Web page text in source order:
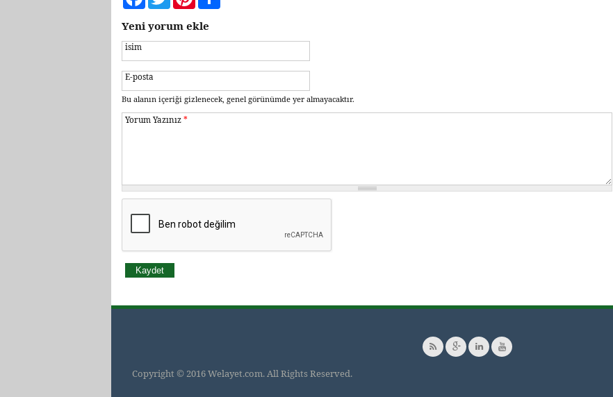
Yeni yorum ekle
isim
E-posta
Bu alanın içeriği gizlenecek, genel görünümde yer almayacaktır.
Yorum Yazınız*
Copyright © 2016 Welayet.com. All Rights Reserved.